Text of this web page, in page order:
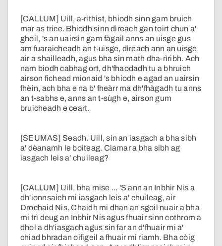
[CALLUM] Uill, a-rithist, bhiodh sinn gam bruich
mar as trice. Bhiodh sinn dìreach gan toirt chun a'
ghoil, 's an uairsin gam fàgail anns an uisge gus
am fuaraicheadh an t-uisge, dìreach ann an uisge
air a shailleadh, agus bha sin math dha-rìribh. Ach
nam biodh cabhag ort, dh'fhaodadh tu a bhruich
airson fichead mionaid 's bhiodh e agad an uairsin
fhèin, ach bha e na b' fheàrr ma dh'fhàgadh tu anns
an t-sabhs e, anns an t-sùgh e, airson gum
bruicheadh e ceart.
[SEUMAS] Seadh. Uill, sin an iasgach a bha sibh
a' dèanamh le boiteag. Ciamar a bha sibh ag
iasgach leis a' chuileag?
[CALLUM] Uill, bha mise ... 'S ann an Inbhir Nis a
dh'ionnsaich mi iasgach leis a' chuileag, air
Drochaid Nis. Chaidh mi dhan an sgoil nuair a bha
mi trì deug an Inbhir Nis agus fhuair sinn cothrom a
dhol a dh'iasgach agus sin far an d'fhuair mi a'
chiad bhradan oifigeil a fhuair mi riamh. Bha còig